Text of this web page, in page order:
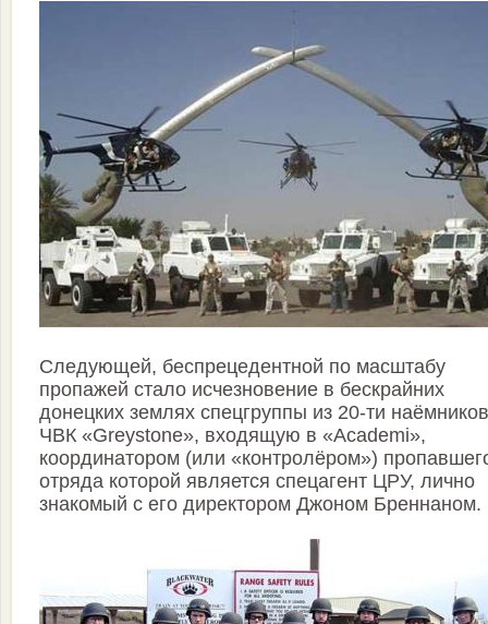
Следующей, беспрецедентной по масштабу
пропажей стало исчезновение в бескрайних
донецких землях спецгруппы из 20-ти наёмников
ЧВК «Greystone», входящую в «Academi»,
координатором (или «контролёром»)
отряда которой является спецагент ЦРУ, лично
знакомый с его директором Джоном Бреннаном.